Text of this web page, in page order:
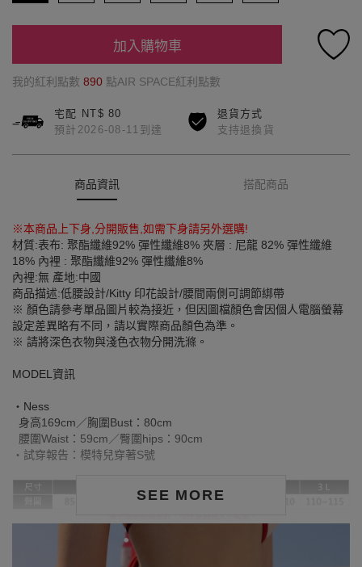
加入購物車
我的紅利點數 890 點AIR SPACE紅利點數
宅配 NT$ 80
預計2026-08-11到達
退貨方式
支持退換貨
商品資訊 搭配商品
SEE MORE
※本商品上下身,分開販售,如需下身請另外選購!
材質:表布: 聚酯纖維92% 彈性纖維8% 夾層 : 尼龍 82% 彈性纖維
18% 內裡 : 聚酯纖維92% 彈性纖維8%
內裡:無 產地:中國
商品描述:低腰設計/Kitty 印花設計/腰間兩側可調節綁帶
※ 顏色請參考單品圖片較為接近，但因圖檔顏色會因個人電腦螢幕
設定差異略有不同，請以實際商品顏色為準。
※ 請將深色衣物與淺色衣物分開洗滌。
MODEL資訊
‧Ness
身高169cm／胸圍Bust：80cm
腰圍Waist：59cm／臀圍hips：90cm
‧試穿報告：模特兒穿著S號